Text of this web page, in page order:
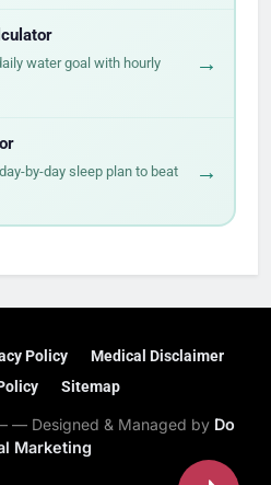
water goal with hourly
→
by-day sleep plan to beat
→
Policy
Medical Disclaimer
Sitemap
— Designed & Managed by Do
Marketing